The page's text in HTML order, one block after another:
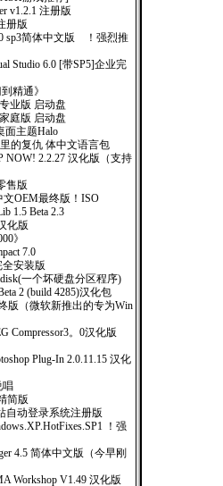
v1.2.1 注册版
册版
sp3简体中文版 ！强烈推
Studio 6.0 [带SP5]企业完
精通》
业版 启动盘
庭版 启动盘
面主题Halo
里的复仇 体中文语言包
NOW! 2.2.27 汉化版（支持
售版
文OEM最终版！ISO
1.5 Beta 2.3
化版
》
7.0
安装版
一个坏硬盘分区程序)
2 (build 4285)汉化包
版（微软新推出的专为Win
Compressor3。0汉化版
Plug-In 2.0.11.15 汉化
唱
简版
自动登录系统注册版
！强
4.5 简体中文版（今早刚
Workshop V1.49 汉化版